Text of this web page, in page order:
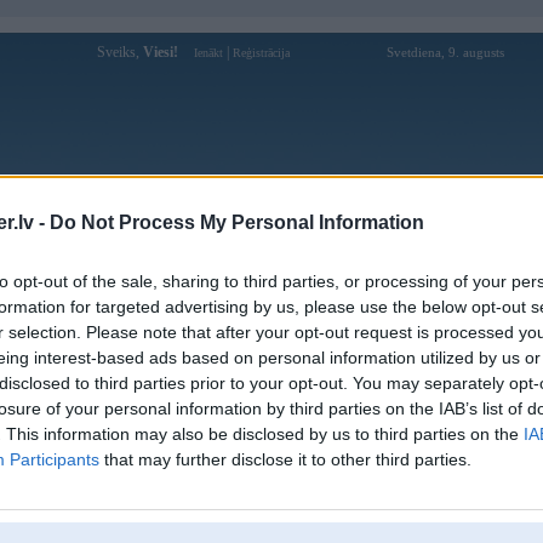
- Do Not Process My Personal Information
opt-out of the sale, sharing to third parties, or processing of your
for targeted advertising by us, please use the below opt-out
selection. Please note that after your opt-out request is processed
interest-based ads based on personal information utilized by us
to third parties prior to your opt-out. You may separately
of your personal information by third parties on the IAB’s list of
This information may also be disclosed by us to third parties on the
Participants that may further disclose it to other third parties.
Sveiks, Viesi! Ienākt Reģistrācija Svetdiena, 9. augusts
Forums Galerijas Reģistrācija Lietotāji
Lietotāja Gabberman profils
Pēdējo reizi manīts: 24. Apr 2017, 13:55
Lietotājvārds:
Gabberman
Braucu ar:
BMW 525e, Honda VTX 1800R
Ziņojumi forumā:
[Pēdējie ziņojumi forumā]